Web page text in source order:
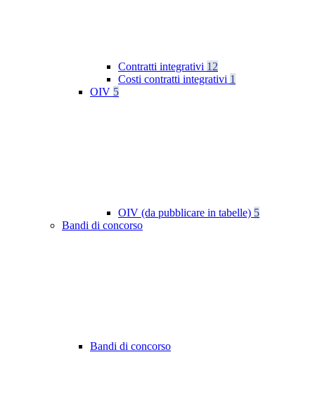
Contratti integrativi 12
Costi contratti integrativi 1
OIV 5
OIV (da pubblicare in tabelle) 5
Bandi di concorso
Bandi di concorso